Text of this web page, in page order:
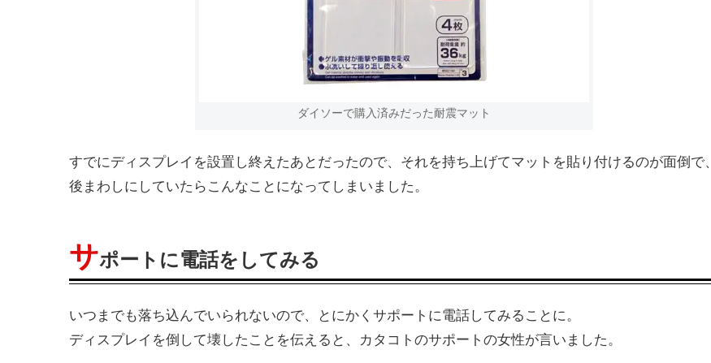
ダイソーで購入済みだった耐震マット
すでにディスプレイを設置し終えたあとだったので、それを持ち上げてマットを貼り付けるのが面倒で、
後まわしにしていたらこんなことになってしまいました。
サポートに電話をしてみる
いつまでも落ち込んでいられないので、とにかくサポートに電話してみることに。
ディスプレイを倒して壊したことを伝えると、カタコトのサポートの女性が言いました。